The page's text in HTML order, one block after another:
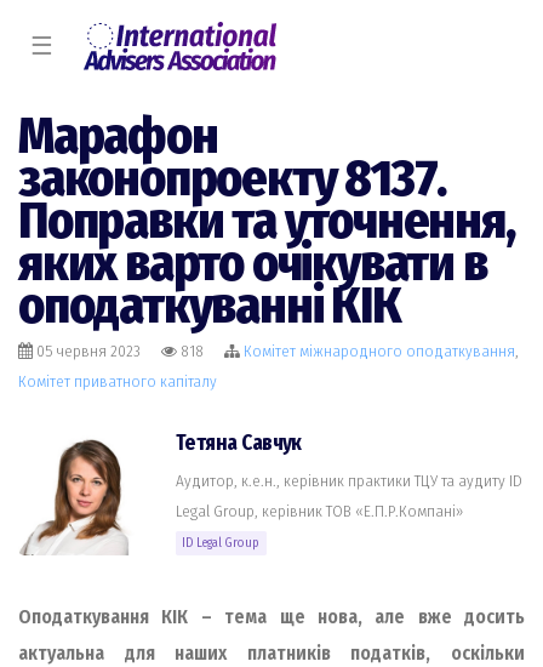
☰
Марафон
законопроекту 8137.
Поправки та уточнення,
яких варто очікувати в
оподаткуванні КІК
05 червня 2023 818 Комiтет міжнародного оподаткування,
Комiтет приватного капіталу
Тетяна Савчук
Аудитор, к.е.н., керівник практики ТЦУ та аудиту ID
Legal Group, керівник ТОВ «Е.П.Р.Компані»
ID Legal Group
Оподаткування КІК – тема ще нова, але вже досить
актуальна для наших платників податків, оскільки